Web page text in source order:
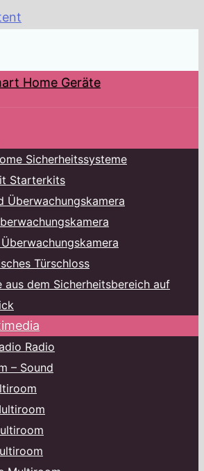
Home Geräte
Sicherheitssysteme
Starterkits
Überwachungskamera
Türschloss
aus dem Sicherheitsbereich auf
Radio
– Sound